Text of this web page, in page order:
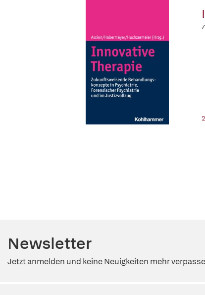
Newsletter
Jetzt anmelden und keine Neuigkeiten mehr